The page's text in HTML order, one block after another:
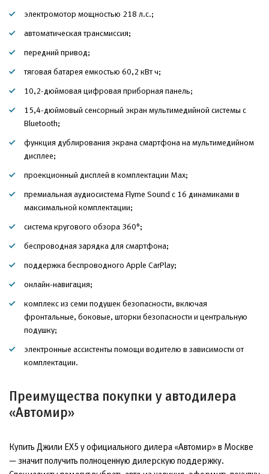
электромотор мощностью 218 л.с.;
автоматическая трансмиссия;
передний привод;
тяговая батарея емкостью 60,2 кВт ч;
10,2-дюймовая цифровая приборная панель;
15,4-дюймовый сенсорный экран мультимедийной системы с
Bluetooth;
функция дублирования экрана смартфона на мультимедийном
дисплее;
проекционный дисплей в комплектации Max;
премиальная аудиосистема Flyme Sound с 16 динамиками в
максимальной комплектации;
система кругового обзора 360°;
беспроводная зарядка для смартфона;
поддержка беспроводного Apple CarPlay;
онлайн-навигация;
комплекс из семи подушек безопасности, включая
фронтальные, боковые, шторки безопасности и центральную
подушку;
электронные ассистенты помощи водителю в зависимости от
комплектации.
Преимущества покупки у автодилера
«Автомир»
Купить Джили EX5 у официального дилера «Автомир» в Москве
— значит получить полноценную дилерскую поддержку.